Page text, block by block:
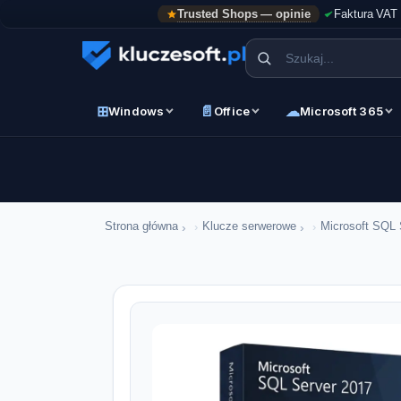
Trusted Shops — opinie Faktura
⊞Windows 📄 Office ☁Microsoft 365
Strona główna › Klucze serwerowe › Microsoft SQL